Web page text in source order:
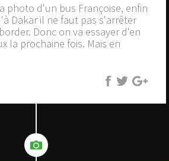
photo d'un bus Françoise, enfin
Dakar il ne faut pas s'arrêter
Donc on va essayer d'en
la prochaine fois. Mais en